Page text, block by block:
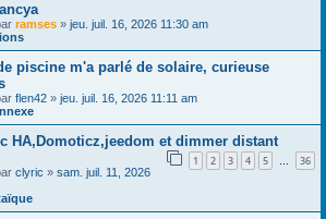
ramses » jeu. juil. 16, 2026 11:30 am
piscine m'a parlé de solaire, curieuse
flen42 » jeu. juil. 16, 2026 11:11 am
HA,Domoticz,jeedom et dimmer distant
1 2 3 4 5 … 36
clyric » sam. juil. 11, 2026